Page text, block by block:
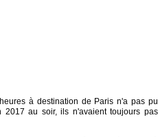
à destination de Paris n'a pas pu
au soir, ils n'avaient toujours pas